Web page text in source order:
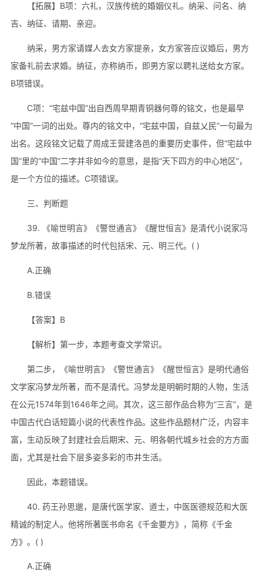
【拓展】B项：六礼，汉族传统的婚姻仪礼。纳采、问名、纳
吉、纳征、请期、亲迎。
纳采，男方家请媒人去女方家提亲，女方家答应议婚后，男方
家备礼前去求婚。纳征，亦称纳币，即男方家以聘礼送给女方家。
B项错误。
C项：“宅兹中国”出自西周早期青铜器何尊的铭文，也是最早
“中国”一词的出处。尊内的铭文中，“宅兹中国，自兹乂民”一句最为
出名。这段铭文记载了周成王营建洛邑的重要历史事件，但“宅兹中
国”里的“中国”二字并非如今的意思，是指“天下四方的中心地区”，
是一个方位的描述。C项错误。
三、判断题
39. 《喻世明言》《警世通言》《醒世恒言》是清代小说家冯
梦龙所著，故事描述的时代包括宋、元、明三代。( )
A.正确
B.错误
【答案】B
【解析】第一步，本题考查文学常识。
第二步，《喻世明言》《警世通言》《醒世恒言》是明代通俗
文学家冯梦龙所著，而不是清代。冯梦龙是明朝时期的人物，生活
在公元1574年到1646年之间。其次，这三部作品合称为“三言”，是
中国古代白话短篇小说的代表性作品。这些作品题材广泛，内容丰
富，生动反映了封建社会后期宋、元、明各朝代城乡社会的方方面
面，尤其是社会下层多姿多彩的市井生活。
因此，本题错误。
40. 药王孙思邈，是唐代医学家、道士，中医医德规范和大医
精诚的制定人。他将所著医书命名《千金要方》，简称《千金
方》。( )
A.正确